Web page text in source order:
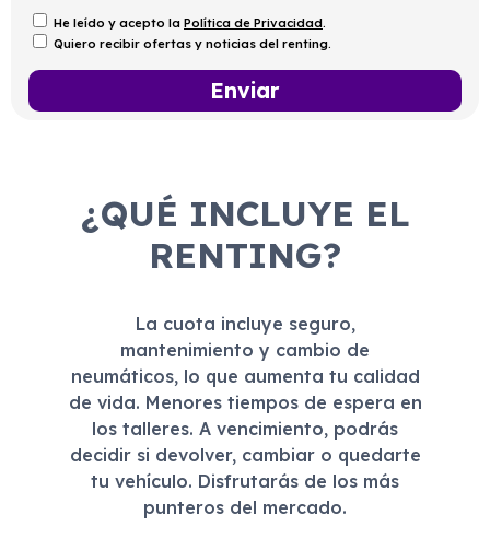
He leído y acepto la Política de Privacidad.
Quiero recibir ofertas y noticias del renting.
¿QUÉ INCLUYE EL
RENTING?
La cuota incluye seguro,
mantenimiento y cambio de
neumáticos, lo que aumenta tu calidad
de vida. Menores tiempos de espera en
los talleres. A vencimiento, podrás
decidir si devolver, cambiar o quedarte
tu vehículo. Disfrutarás de los más
punteros del mercado.